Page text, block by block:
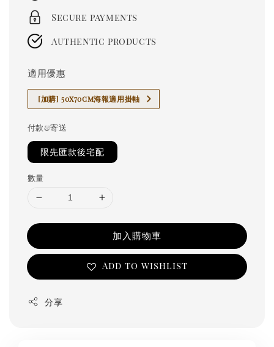
Secure payments
Authentic products
適用優惠
[加購] 50x70cm海報適用掛軸
付款&寄送
限先匯款後宅配
數量
加入購物車
Add to wishlist
分享